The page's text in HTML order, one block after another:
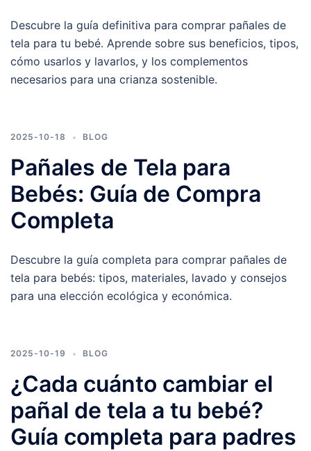
Descubre la guía definitiva para comprar pañales de
tela para tu bebé. Aprende sobre sus beneficios, tipos,
cómo usarlos y lavarlos, y los complementos
necesarios para una crianza sostenible.
2025-10-18 BLOG
Pañales de Tela para
Bebés: Guía de Compra
Completa
Descubre la guía completa para comprar pañales de
tela para bebés: tipos, materiales, lavado y consejos
para una elección ecológica y económica.
2025-10-19 BLOG
¿Cada cuánto cambiar el
pañal de tela a tu bebé?
Guía completa para padres